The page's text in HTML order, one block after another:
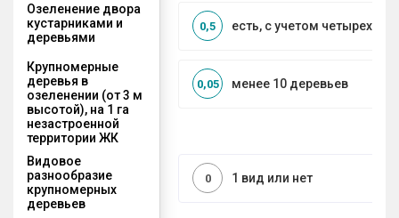
Озеленение двора
кустарниками и
деревьями
есть, с учетом четырех
0,5
Крупномерные
деревья в
озеленении (от 3 м
высотой), на 1 га
незастроенной
территории ЖК
менее 10 деревьев
0,05
Видовое
разнообразие
крупномерных
деревьев
1 вид или нет
0